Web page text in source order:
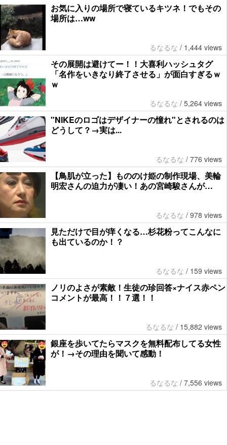
お気に入りの場所で寝ているキツネ！でもその
場所は…ww
るなるな / 1,444 views
その展開は避けてー！！大喜利ハッシュタグ
「名作をいきなり終了させる」が面白すぎるｗ
ｗ
るなるな / 5,264 views
"NIKEのロゴはデザイナーの憧れ"とされるのは
どうして？→実は...
るなるな / 776 views
【鳥肌が立った】もののけ姫の制作現場、美輪
明宏さんの迫力が凄い！あの宮崎駿さんが…
るなるな / 978 views
見ただけで目が痒くなる…杉花粉ってこんなに
も出ているのか！？
るなるな / 159 views
ノリのよさが素敵！生徒の珍回答×ナイス赤ペン
コメントが最高！！７選！！
るなるな / 15,882 views
銀座を歩いてたらマスクを無料配布してる女性
が！→その理由を聞いて感動！
るなるな / 7,556 views